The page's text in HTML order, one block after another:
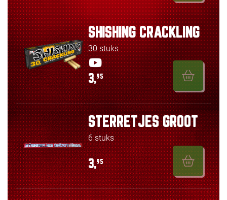
SHISHING CRACKLING
30 stuks
3,95
STERRETJES GROOT
6 stuks
3,95